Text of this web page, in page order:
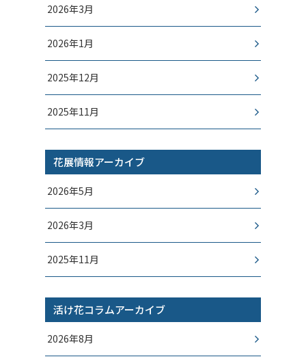
2026年3月
2026年1月
2025年12月
2025年11月
花展情報アーカイブ
2026年5月
2026年3月
2025年11月
活け花コラムアーカイブ
2026年8月